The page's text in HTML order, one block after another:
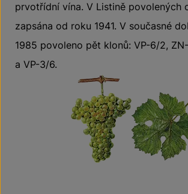
prvotřídní vína. V Listině povolených
zapsána od roku 1941. V současné
1985 povoleno pět klonů: VP-6/2,
a VP-3/6.